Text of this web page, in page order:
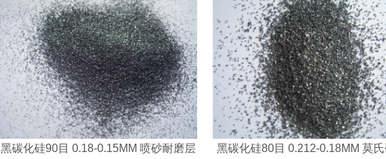
黑碳化硅90目 0.18-0.15MM 喷砂耐磨层
黑碳化硅80目 0.212-0.18MM 莫